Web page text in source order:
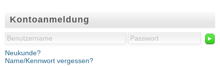
Kontoanmeldung
►
Neukunde?
Name/Kennwort vergessen?